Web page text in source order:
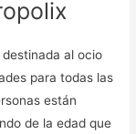
al ocio
para todas las
están
de la edad que